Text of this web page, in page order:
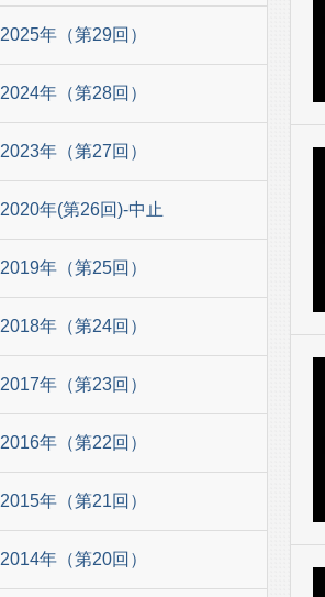
2025年（第29回）
2024年（第28回）
2023年（第27回）
2020年(第26回)-中止
2019年（第25回）
2018年（第24回）
2017年（第23回）
2016年（第22回）
2015年（第21回）
2014年（第20回）